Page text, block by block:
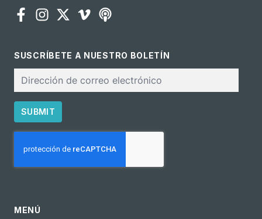
SUSCRÍBETE A NUESTRO BOLETÍN
electrónico
SUBMIT
MENÚ